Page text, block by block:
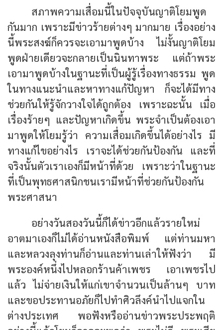
สภาพความเสื่อมนี้ในปัจจุบันญาติโยมพูด
กันมาก เพราะมีข่าวร้ายต่างๆ มากมาย เรื่องอย่าง
นี้พระสงฆ์ก็ควรจะเอามาพูดบ้าง ไม่งั้นญาติโยม
พูดฝ่ายเดียวจะกลายเป็นนินทาพระ แต่ถ้าพระ
เอามาพูดบ้างในฐานะที่เป็นผู้รู้เรื่องทางธรรม พูด
ในทางแนะนำและหาทางแก้ปัญหา ก็จะได้มีทาง
ช่วยกันให้รู้จักวางใจได้ถูกต้อง เพราะฉะนั้น เมื่อ
เรื่องร้ายๆ และปัญหาเกิดขึ้น พระจำเป็นต้องเอา
มาพูดให้โยมรู้ว่า ความเสื่อมเกิดขึ้นได้อย่างไร มี
ทางแก้ไขอย่างไร เราจะได้ช่วยกันป้องกัน และที่
จริงนั้นตัวเราเองก็มีหน้าที่ด้วย เพราะว่าในฐานะ
ที่เป็นพุทธศาสนิกชนเรามีหน้าที่ช่วยกันป้องกัน
พระศาสนา
อย่างวันสองวันนี้ก็ได้ข่าวอีกแล้วรายใหม่
อาตมาเองก็ไม่ได้อ่านหนังสือพิมพ์ แต่ท่านมหา
และหลวงลุงท่านก็อ่านและท่านเล่าให้ฟังว่า มี
พระองค์หนึ่งไปหลอกร้านค้าเพชร เอาเพชรไป
แล้ว ไม่จ่ายเงินให้แก่เขาจำนวนเป็นล้านๆ บาท
และขอประทานอภัยก็ไปทำศิวลึงค์นำไปแจกใน
ต่างประเทศ พอฟังหรืออ่านข่าวพระประพฤติ